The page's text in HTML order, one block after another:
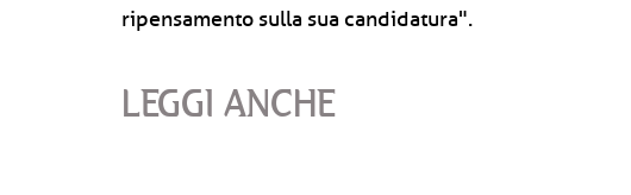
ripensamento sulla sua candidatura".
LEGGI ANCHE